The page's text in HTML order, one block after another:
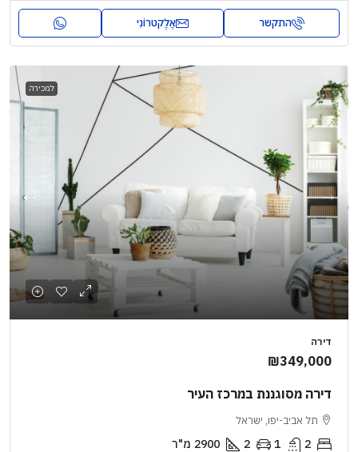
התקשר אֶלֶקטרוֹנִי
למכירה
דירה
₪349,000
דירה מסוגננת במרכז העיר
תל אביב-יפו, ישראל
2
1
2
2900 מ"ר